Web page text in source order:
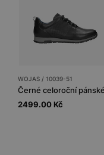
WOJAS / 10039-51
2499.00 Kč